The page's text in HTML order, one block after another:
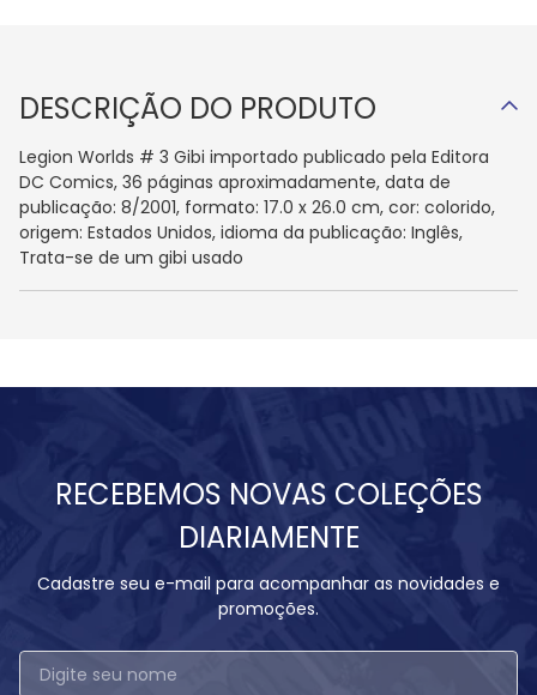
DESCRIÇÃO DO PRODUTO
Legion Worlds # 3 Gibi importado publicado pela Editora
DC Comics, 36 páginas aproximadamente, data de
publicação: 8/2001, formato: 17.0 x 26.0 cm, cor: colorido,
origem: Estados Unidos, idioma da publicação: Inglês,
Trata-se de um gibi usado
RECEBEMOS NOVAS COLEÇÕES
DIARIAMENTE
Cadastre seu e-mail para acompanhar as novidades e
promoções.